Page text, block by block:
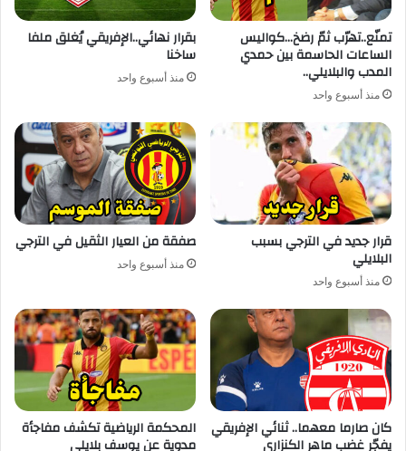
تمنّع..تهرّب ثمّ رضخ…كواليس
الساعات الحاسمة بين حمدي
المدب والبلايلي..
منذ أسبوع واحد
بقرار نهائي..الإفريقي يُغلق ملفا
ساخنا
منذ أسبوع واحد
قرار جديد في الترجي بسبب
البلايلي
منذ أسبوع واحد
صفقة من العيار الثقيل في الترجي
منذ أسبوع واحد
كان صارما معهما.. ثنائي الإفريقي
يفجّر غضب ماهر الكنزاري
المحكمة الرياضية تكشف مفاجأة
مدوية عن يوسف بلايلي